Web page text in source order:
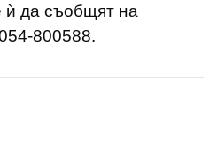
ѝ да съобщят на
800588.